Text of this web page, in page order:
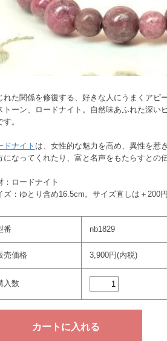
れた関係を修復する、好きな人にうまくアピ
トーン、ロードナイト。自然味あふれた深い
。
ドナイト は、女性的な魅力を高め、異性を惹
になってくれたり、富と名声をもたらすとの伝
：ロードナイト
ズ：ゆとり含め16.5cm。サイズ直しは＋200円
番 nb1829
売価格 3,900円(内税)
入数